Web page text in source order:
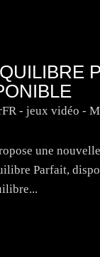
- jeux vidéo -
une
Parfait,